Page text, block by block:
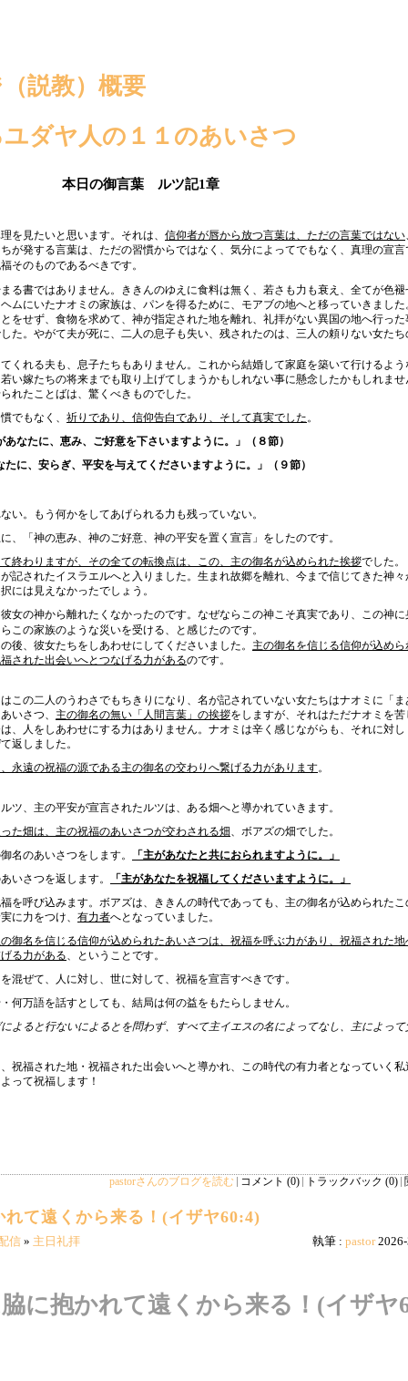
説教）概要
ダヤ人の１１のあいさつ
本日の御言葉 ルツ記1章
見たいと思います。それは、 信仰者が唇から放つ言葉は、ただの言葉ではない
発する言葉は、ただの習慣からではなく、気分によってでもなく、真理の宣言
そのものであるべきです。
書ではありません。ききんのゆえに食料は無く、若さも力も衰え、全てが色褪
にいたナオミの家族は、パンを得るために、モアブの地へと移っていきました
をせず、食物を求めて、神が指定された地を離れ、礼拝がない異国の地へ行った
た。やがて夫が死に、二人の息子も失い、残されたのは、三人の頼りない女たち
れる夫も、息子たちもありません。これから結婚して家庭を築いて行けるよう
嫁たちの将来までも取り上げてしまうかもしれない事に懸念したかもしれませ
れたことばは、驚くべきものでした。
でもなく、 祈りであり、信仰告白であり、そして真実でした。
あなたに、恵み、ご好意を下さいますように。」（８節）
たに、安らぎ、平安を与えてくださいますように。」（９節）
。もう何かをしてあげられる力も残っていない。
、「神の恵み、神のご好意、神の平安を置く宣言」をしたのです。
終わりますが、その全ての転換点は、この、主の御名が込められた挨拶でした
記されたイスラエルへと入りました。生まれ故郷を離れ、今まで信じてきた神々
には見えなかったでしょう。
女の神から離れたくなかったのです。なぜならこの神こそ真実であり、この神に
この家族のような災いを受ける、と感じたのです。
、彼女たちをしあわせにしてくださいました。 主の御名を信じる信仰が込めら
された出会いへとつなげる力があるのです。
の二人のうわさでもちきりになり、名が記されていない女たちはナオミに「ま
いさつ、 主の御名の無い「人間言葉」の挨拶をしますが、それはただナオミを苦
、人をしあわせにする力はありません。ナオミは辛く感じながらも、それに対し
返しました。
永遠の祝福の源である主の御名の交わりへ繋げる力があります。
、主の平安が宣言されたルツは、ある畑へと導かれていきます。
た畑は、主の祝福のあいさつが交わされる畑、ボアズの畑でした。
のあいさつをします。
「主があなたと共におられますように。」
さつを返します。
「主があなたを祝福してくださいますように。」
を呼び込みます。ボアズは、ききんの時代であっても、主の御名が込められたこ
に力をつけ、 有力者へとなっていました。
御名を信じる信仰が込められたあいさつは、祝福を呼ぶ力があり、祝福された地
る力がある、
ということです。
ぜて、人に対し、世に対して、祝福を宣言すべきです。
何万語を話すとしても、結局は何の益をもたらしません。
よると行ないによるとを問わず、すべて主イエスの名によってなし、主によって
福された地・祝福された出会いへと導かれ、この時代の有力者となっていく私
って祝福します！
pastorさんのブログを読む コメント (0) トラックバック (0)
て遠くから来る！(イザヤ60:4)
信 » 主日礼拝 執筆 : pastor
に抱かれて遠くから来る！(イザヤ